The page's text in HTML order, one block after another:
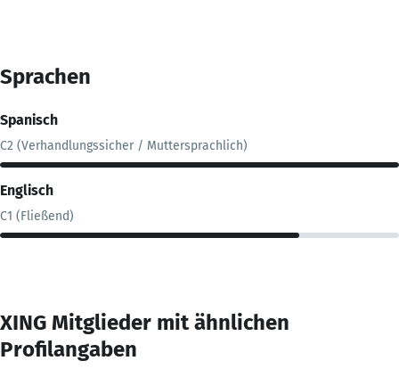
Sprachen
Spanisch
C2 (Verhandlungssicher / Muttersprachlich)
Englisch
C1 (Fließend)
XING Mitglieder mit ähnlichen
Profilangaben